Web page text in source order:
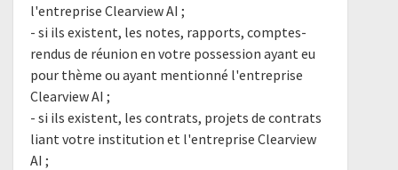
l'entreprise Clearview AI ;
- si ils existent, les notes, rapports, comptes-
rendus de réunion en votre possession ayant eu
pour thème ou ayant mentionné l'entreprise
Clearview AI ;
- si ils existent, les contrats, projets de contrats
liant votre institution et l'entreprise Clearview
AI ;